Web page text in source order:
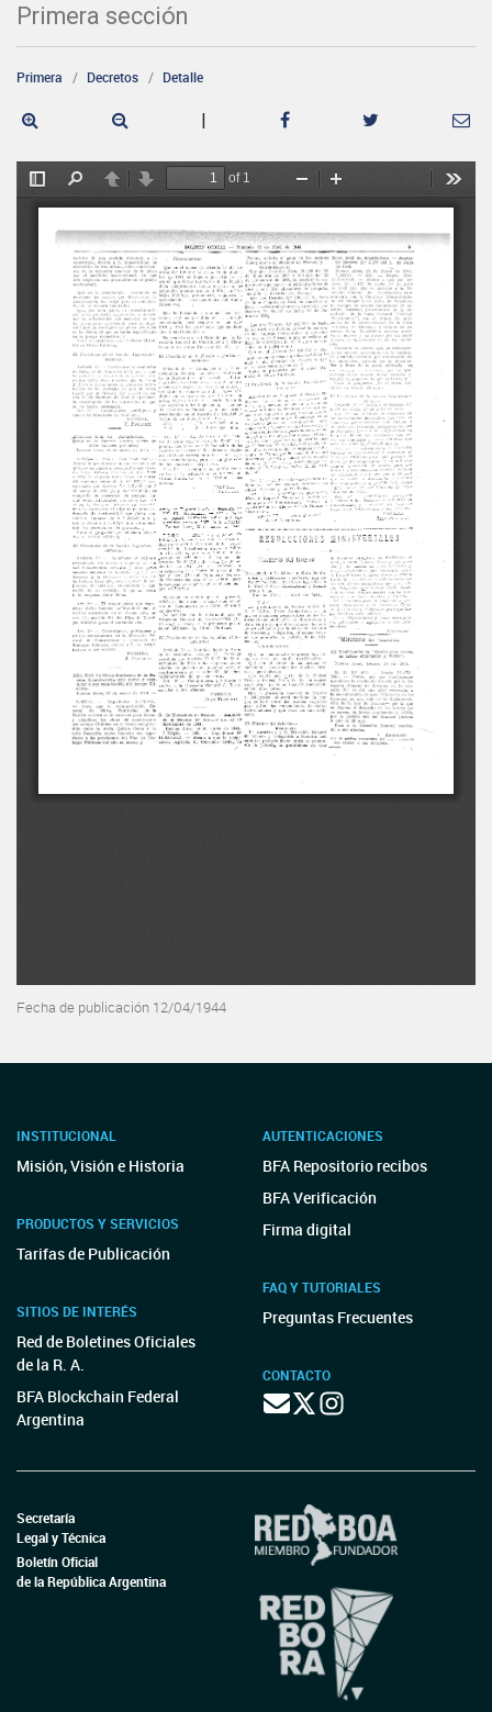
Primera sección
Primera Decretos Detalle
|
Fecha de publicación 12/04/1944
INSTITUCIONAL
Misión, Visión e Historia
PRODUCTOS Y SERVICIOS
Tarifas de Publicación
SITIOS DE INTERÉS
Red de Boletines Oficiales
de la R. A.
BFA Blockchain Federal
Argentina
AUTENTICACIONES
BFA Repositorio recibos
BFA Verificación
Firma digital
FAQ Y TUTORIALES
Preguntas Frecuentes
CONTACTO
Secretaría
Legal y Técnica
Boletín Oficial
de la República Argentina